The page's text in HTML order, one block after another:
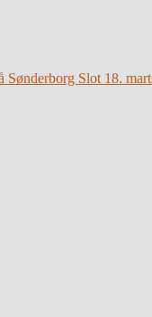
Sønderborg Slot 18.